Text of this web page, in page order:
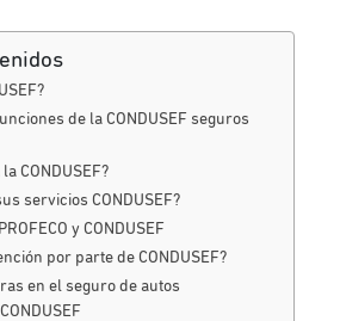
de la CONDUSEF seguros
CONDUSEF?
servicios CONDUSEF?
y CONDUSEF
por parte de CONDUSEF?
en el seguro de autos